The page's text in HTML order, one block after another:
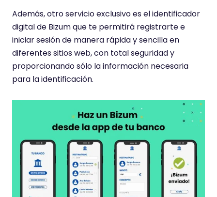
Además, otro servicio exclusivo es el identificador
digital de Bizum que te permitirá registrarte e
iniciar sesión de manera rápida y sencilla en
diferentes sitios web, con total seguridad y
proporcionando sólo la información necesaria
para la identificación.